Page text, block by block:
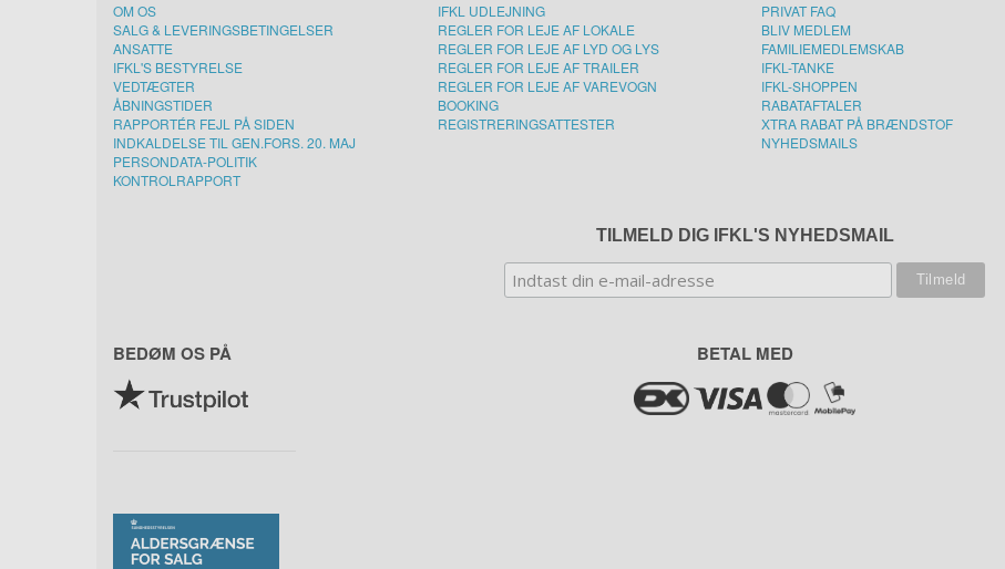
OM OS
SALG & LEVERINGSBETINGELSER
ANSATTE
IFKL'S BESTYRELSE
VEDTÆGTER
ÅBNINGSTIDER
RAPPORTÉR FEJL PÅ SIDEN
INDKALDELSE TIL GEN.FORS. 20. MAJ
PERSONDATA-POLITIK
KONTROLRAPPORT
IFKL UDLEJNING
REGLER FOR LEJE AF LOKALE
REGLER FOR LEJE AF LYD OG LYS
REGLER FOR LEJE AF TRAILER
REGLER FOR LEJE AF VAREVOGN
BOOKING
REGISTRERINGSATTESTER
PRIVAT FAQ
BLIV MEDLEM
FAMILIEMEDLEMSKAB
IFKL-TANKE
IFKL-SHOPPEN
RABATAFTALER
XTRA RABAT PÅ BRÆNDSTOF
NYHEDSMAILS
TILMELD DIG IFKL'S NYHEDSMAIL
BEDØM OS PÅ BETAL MED